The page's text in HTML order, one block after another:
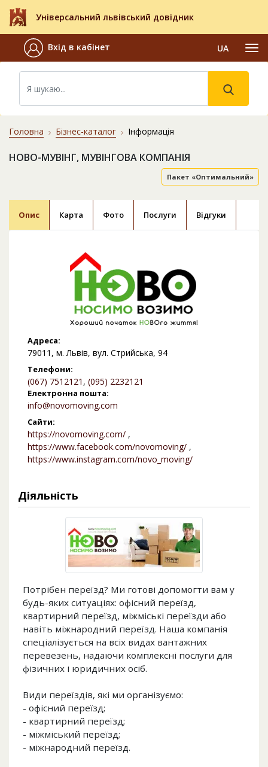
Універсальний львівський довідник
Вхід в кабінет UA
Головна Бізнес-каталог Інформація
НОВО-МУВІНГ, МУВІНГОВА КОМПАНІЯ
Пакет «Оптимальний»
Опис Карта Фото Послуги Відгуки
Адреса:
79011, м. Львів, вул. Стрийська, 94
Телефони:
(067) 7512121 , (095) 2232121
Електронна пошта:
info@novomoving.com
Сайти:
https://novomoving.com/ ,
https://www.facebook.com/novomoving/ ,
https://www.instagram.com/novo_moving/
Діяльність
Потрібен переїзд? Ми готові допомогти вам у
будь-яких ситуаціях: офісний переїзд,
квартирний переїзд, міжміські переїзди або
навіть міжнародний переїзд. Наша компанія
спеціалізується на всіх видах вантажних
перевезень, надаючи комплексні послуги для
фізичних і юридичних осіб.
Види переїздів, які ми організуємо:
- офісний переїзд;
- квартирний переїзд;
- міжміський переїзд;
- міжнародний переїзд.